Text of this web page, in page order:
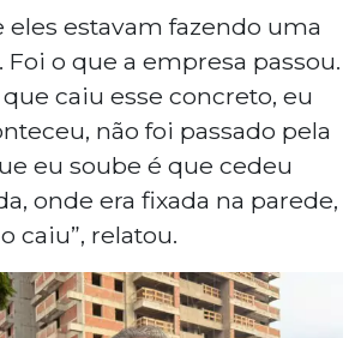
eles estavam fazendo uma
o que a empresa passou.
caiu esse concreto, eu
não foi passado pela
eu soube é que cedeu
onde era fixada na parede,
caiu”, relatou.